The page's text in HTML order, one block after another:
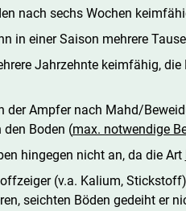
nach sechs Wochen
in einer Saison mehrere
Jahrzehnte keimfähig,
Ampfer nach Mahd/
Boden (max. notwendige
hingegen nicht an, da die Art
(v.a. Kalium,
seichten Böden gedeiht er